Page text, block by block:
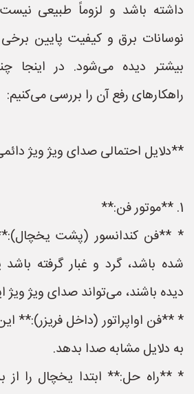
داشته باشد و لزوماً طبیعی نیست.
نوسانات برق و کیفیت پایین
بیشتر دیده می‌شود. در اینجا
راهکارهای رفع آن را بررسی می‌کنیم:
**دلایل احتمالی صدای ویژ ویژ
* **فن کندانسور (پشت
شده باشد، گرد و غبار گرفته باشد
دیده باشند، می‌تواند صدای ویژ ویژ
* **فن اواپراتور (داخل فریزر):**
به دلایل مشابه صدا بدهد.
* **راه حل:** ابتدا یخچال را از